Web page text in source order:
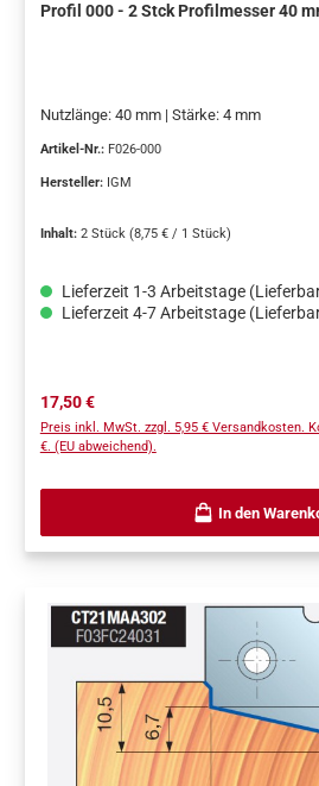
Profil 000 - 2 Stck Profilmesser 40
Nutzlänge: 40 mm | Stärke: 4 mm
Artikel-Nr.: F026-000
Hersteller: IGM
Inhalt: 2 Stück (8,75 € / 1 Stück)
Lieferzeit 1-3 Arbeitstage
Lieferzeit 4-7 Arbeitstage
Regulärer Preis:
17,50 €
Preis inkl. MwSt. zzgl. 5,95 € Versandkosten.
€. (EU abweichend).
In den